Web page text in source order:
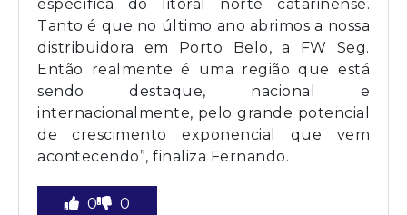
específica do litoral norte catarinense.
Tanto é que no último ano abrimos a nossa
distribuidora em Porto Belo, a FW Seg.
Então realmente é uma região que está
sendo destaque, nacional e
internacionalmente, pelo grande potencial
de crescimento exponencial que vem
acontecendo”, finaliza Fernando.
0 0